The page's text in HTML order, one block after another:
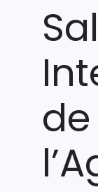
de